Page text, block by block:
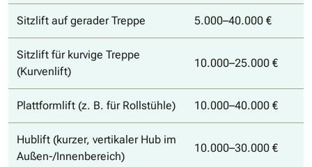
Sitzlift auf gerader Treppe 5.000–40.000 €
Sitzlift für kurvige Treppe
(Kurvenlift)
10.000–25.000 €
Plattformlift (z. B. für Rollstühle) 10.000–40.000 €
Hublift (kurzer, vertikaler Hub im
Außen-/Innenbereich)
10.000–30.000 €